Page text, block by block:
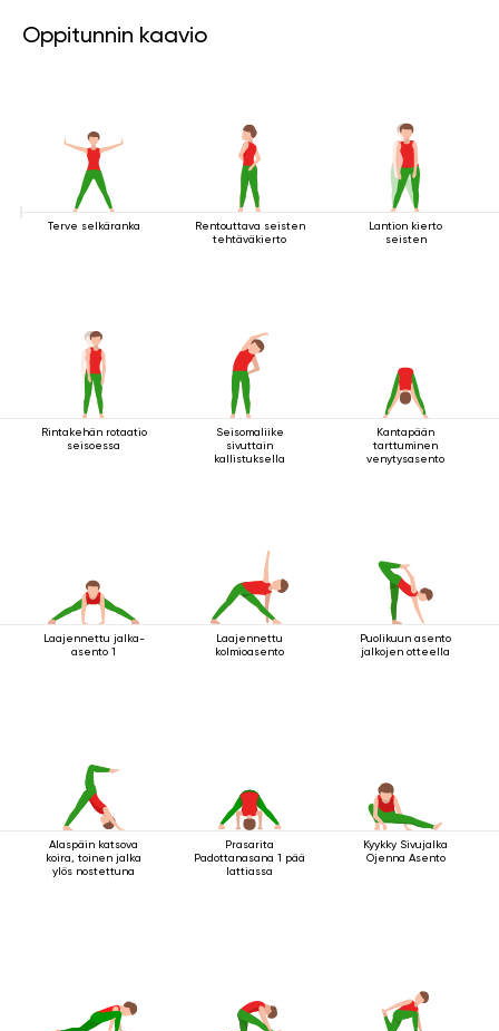
Oppitunnin kaavio
Terve selkäranka
Rentouttava seisten
tehtäväkierto
Lantion kierto
seisten
Rintakehän rotaatio
seisoessa
Seisomaliike
sivuttain
kallistuksella
Kantapään
tarttuminen
venytysasento
Laajennettu jalka-
asento 1
Laajennettu
kolmioasento
Puolikuun asento
jalkojen otteella
Alaspäin katsova
koira, toinen jalka
ylös nostettuna
Prasarita
Padottanasana 1 pää
lattiassa
Kyykky Sivujalka
Ojenna Asento